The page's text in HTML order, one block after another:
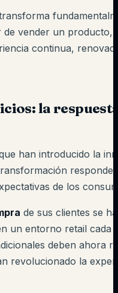
vender un producto,
continua,
la
han introducido la
responde
de los
de sus clientes se
un entorno retail cada
deben ahora
revolucionado la